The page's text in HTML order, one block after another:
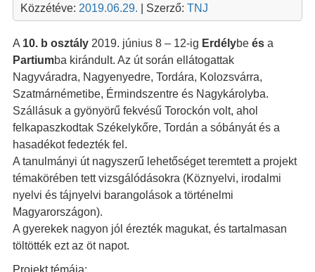
Közzétéve: 2019.06.29. | Szerző: TNJ
A 10. b osztály2019. június 8 – 12-ig Erdélybe ésa
Partiumba kirándult. Az út során ellátogattak
Nagyváradra, Nagyenyedre, Tordára, Kolozsvárra,
Szatmárnémetibe, Érmindszentre és Nagykárolyba.
Szállásuk a gyönyörű fekvésű Torockón volt, ahol
felkapaszkodtak Székelykőre, Tordán a sóbányát és a
hasadékot fedezték fel.
A tanulmányi út nagyszerű lehetőséget teremtett a projekt
témakörében tett vizsgálódásokra (Köznyelvi, irodalmi
nyelvi és tájnyelvi barangolások a történelmi
Magyarországon).
A gyerekek nagyon jól érezték magukat, és tartalmasan
töltötték ezt az öt napot.
Projekt témája: